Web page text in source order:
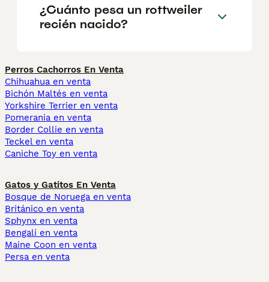
¿Cuánto pesa un rottweiler
recién nacido?
Perros Cachorros En Venta
Chihuahua en venta
Bichón Maltés en venta
Yorkshire Terrier en venta
Pomerania en venta
Border Collie en venta
Teckel en venta
Caniche Toy en venta
Gatos y Gatitos En Venta
Bosque de Noruega en venta
Británico en venta
Sphynx en venta
Bengalí en venta
Maine Coon en venta
Persa en venta